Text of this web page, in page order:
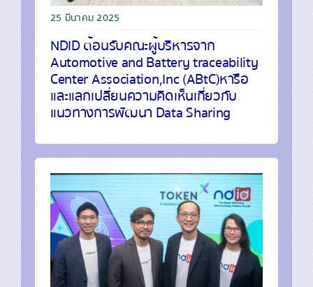
25 มีนาคม 2025
NDID ต้อนรับคณะผู้บริหารจาก
Automotive and Battery traceability
Center Association,Inc (ABtC) หารือ
และแลกเปลี่ยนความคิดเห็นเกี่ยวกับ
แนวทางการพัฒนา Data Sharing